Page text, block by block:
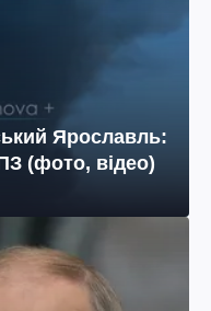
Ярославль:
(фото, відео)